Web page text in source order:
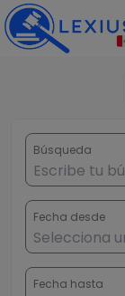
Búsqueda
Fecha desde
Fecha hasta